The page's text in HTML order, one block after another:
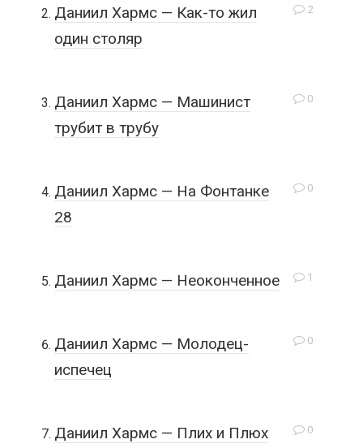
2
Даниил Хармс — Как-то жил
один столяр
0
Даниил Хармс — Машинист
трубит в трубу
0
Даниил Хармс — На Фонтанке
28
1
Даниил Хармс — Неоконченное
0
Даниил Хармс — Молодец-
испечец
0
Даниил Хармс — Плих и Плюх